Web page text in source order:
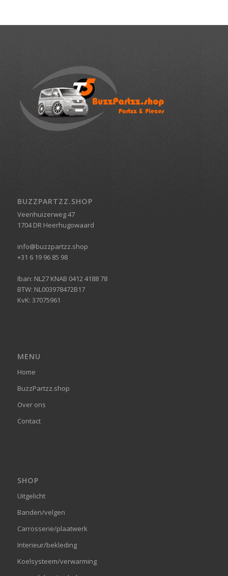
BUZZPARTZZ.SHOP
Veenhuizerweg 47
1704 DR Heerhugowaard
info@buzzpartzz.shop
+31 6 19 96 85 98
Iban: NL27 KNAB 0412 4188 78
BTW: NL003978472B17
KvK: 37075961
MENU
Home
BuzzPartzz.shop
Over ons
Contact
SHOP
Uitgelicht
Banden/velgen
Carrosserie/plaatwerk
Interieur/bekleding
Koelsysteem/verwarming